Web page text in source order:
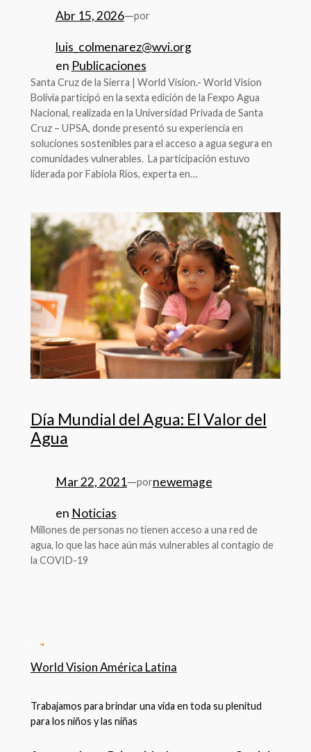
Abr 15, 2026—por
luis_colmenarez@wvi.org
en Publicaciones
Santa Cruz de la Sierra | World Vision.- World Vision
Bolivia participó en la sexta edición de la Fexpo Agua
Nacional, realizada en la Universidad Privada de Santa
Cruz – UPSA, donde presentó su experiencia en
soluciones sostenibles para el acceso a agua segura en
comunidades vulnerables. La participación estuvo
liderada por Fabiola Ríos, experta en…
Día Mundial del Agua: El Valor del
Agua
Mar 22, 2021—pornewemage
en Noticias
Millones de personas no tienen acceso a una red de
agua, lo que las hace aún más vulnerables al contagio de
la COVID-19
World Vision América Latina
Trabajamos para brindar una vida en toda su plenitud
para los niños y las niñas